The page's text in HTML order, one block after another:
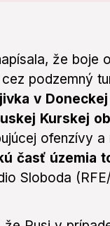
že boje
podzemný
v
Kurskej
ofenzívy
časť územia
Sloboda